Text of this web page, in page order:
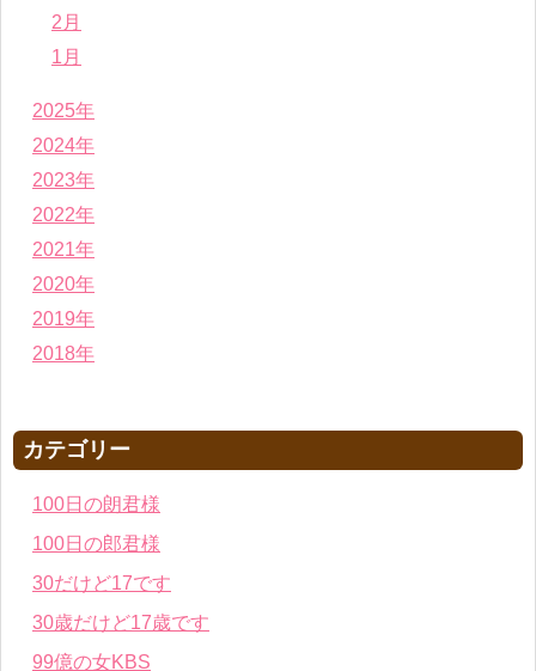
2月
1月
2025年
2024年
2023年
2022年
2021年
2020年
2019年
2018年
カテゴリー
100日の朗君様
100日の郎君様
30だけど17です
30歳だけど17歳です
99億の女KBS